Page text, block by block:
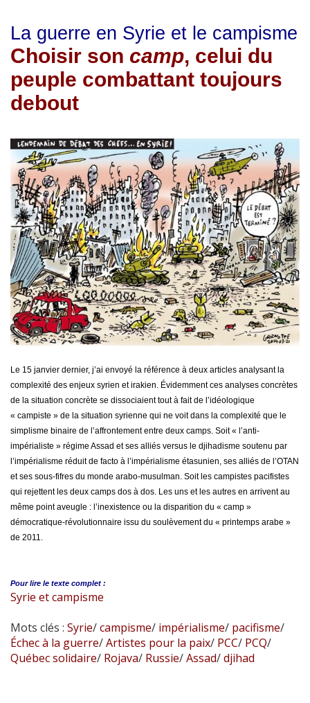
La guerre en Syrie et le campisme
Choisir son camp, celui du
peuple combattant toujours
debout
Le 15 janvier dernier, j’ai envoyé la référence à deux articles analysant la
complexité des enjeux syrien et irakien. Évidemment ces analyses concrètes
de la situation concrète se dissociaient tout à fait de l’idéologique
« campiste » de la situation syrienne qui ne voit dans la complexité que le
simplisme binaire de l’affrontement entre deux camps. Soit « l’anti-
impérialiste » régime Assad et ses alliés versus le djihadisme soutenu par
l’impérialisme réduit de facto à l’impérialisme étasunien, ses alliés de l’OTAN
et ses sous-fifres du monde arabo-musulman. Soit les campistes pacifistes
qui rejettent les deux camps dos à dos. Les uns et les autres en arrivent au
même point aveugle : l’inexistence ou la disparition du « camp »
démocratique-révolutionnaire issu du soulèvement du « printemps arabe »
de 2011.
Pour lire le texte complet :
Syrie et campisme
Mots clés : Syrie/campisme/ impérialisme/ pacifisme/
Échec à la guerre/Artistes pour la paix/ PCC/ PCQ/
Québec solidaire/ Rojava/ Russie/Assad/djihad